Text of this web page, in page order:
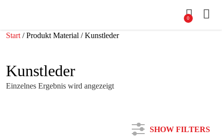
0
Start / Produkt Material / Kunstleder
Kunstleder
Einzelnes Ergebnis wird angezeigt
SHOW FILTERS